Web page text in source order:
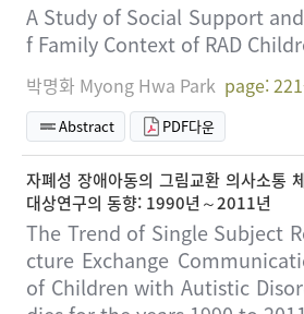
A Study of Social Support
f Family Context of RAD
박명화 Myong Hwa Park page:
Abstract PDF다운
자폐성 장애아동의 그림교환 의사소통
대상연구의 동향: 1990년～2011년
The Trend of Single Subject
cture Exchange
of Children with Autistic